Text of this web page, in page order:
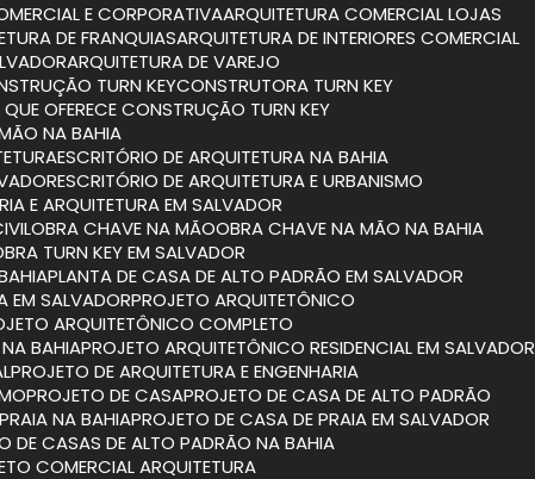
E CORPORATIVA ARQUITETURA COMERCIAL LOJAS
DE FRANQUIAS ARQUITETURA DE INTERIORES COMERCIAL
ARQUITETURA DE VAREJO
TURN KEY CONSTRUTORA TURN KEY
QUE OFERECE CONSTRUÇÃO TURN KEY
NA BAHIA
ESCRITÓRIO DE ARQUITETURA NA BAHIA
ESCRITÓRIO DE ARQUITETURA E URBANISMO
E ARQUITETURA EM SALVADOR
OBRA CHAVE NA MÃO OBRA CHAVE NA MÃO NA BAHIA
OBRA TURN KEY EM SALVADOR
PLANTA DE CASA DE ALTO PADRÃO EM SALVADOR
EM SALVADOR PROJETO ARQUITETÔNICO
ARQUITETÔNICO COMPLETO
NA BAHIA PROJETO ARQUITETÔNICO RESIDENCIAL EM SALVADOR
PROJETO DE ARQUITETURA E ENGENHARIA
PROJETO DE CASA PROJETO DE CASA DE ALTO PADRÃO
NA BAHIA PROJETO DE CASA DE PRAIA EM SALVADOR
DE CASAS DE ALTO PADRÃO NA BAHIA
COMERCIAL ARQUITETURA